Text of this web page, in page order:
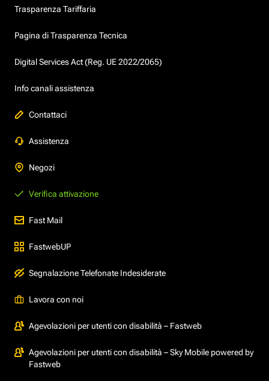
Trasparenza Tariffaria
Pagina di Trasparenza Tecnica
Digital Services Act (Reg. UE 2022/2065)
Info canali assistenza
Contattaci
Assistenza
Negozi
Verifica attivazione
Fast Mail
FastwebUP
Segnalazione Telefonate Indesiderate
Lavora con noi
Agevolazioni per utenti con disabilità – Fastweb
Agevolazioni per utenti con disabilità – Sky Mobile powered by
Fastweb